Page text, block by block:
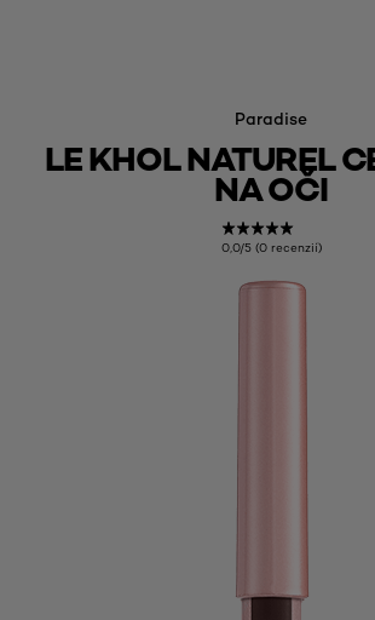
Paradise
LE KHOL NATUREL
NA OČI
0,0/5 (0 recenzií)